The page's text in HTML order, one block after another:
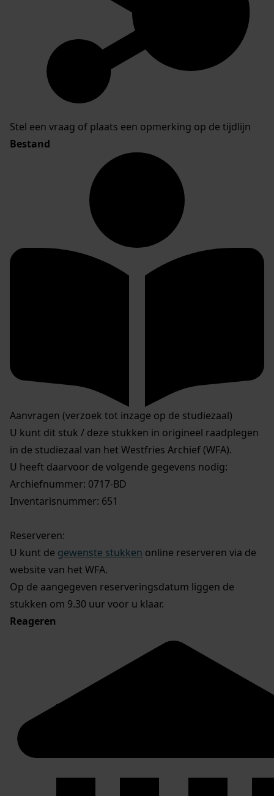
Stel een vraag of plaats een opmerking op de tijdlijn
Bestand
Aanvragen (verzoek tot inzage op de studiezaal)
U kunt dit stuk / deze stukken in origineel raadplegen
in de studiezaal van het Westfries Archief (WFA).
U heeft daarvoor de volgende gegevens nodig:
Archiefnummer: 0717-BD
Inventarisnummer: 651
Reserveren:
U kunt de gewenste stukken online reserveren via de
website van het WFA.
Op de aangegeven reserveringsdatum liggen de
stukken om 9.30 uur voor u klaar.
Reageren